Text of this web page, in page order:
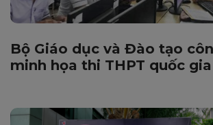
Bộ Giáo dục và Đào tạo
minh họa thi THPT quốc